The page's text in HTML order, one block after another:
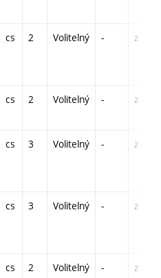
cs 2 Volitelný - zá
cs 2 Volitelný - zá
cs 3 Volitelný - zá
cs 3 Volitelný - zá
cs 2 Volitelný - zá